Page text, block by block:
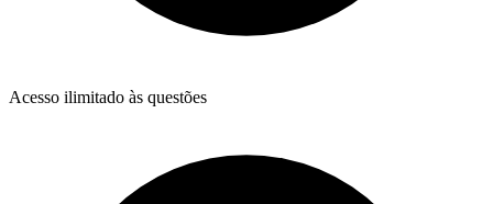
Acesso ilimitado às questões